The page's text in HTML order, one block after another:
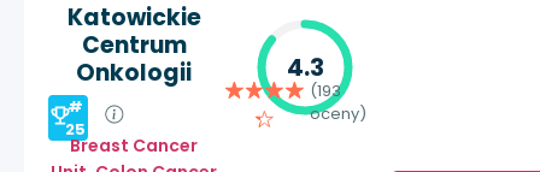
Katowickie
Centrum
Onkologii
#
25
Breast Cancer
4.3
(193
oceny)